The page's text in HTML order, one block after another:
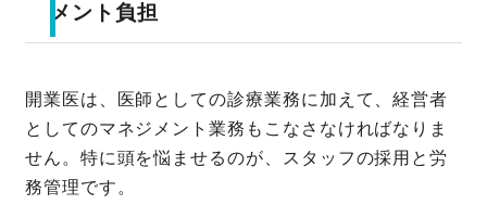
メント負担
開業医は、医師としての診療業務に加えて、経営者
としてのマネジメント業務もこなさなければなりま
せん。特に頭を悩ませるのが、スタッフの採用と労
務管理です。